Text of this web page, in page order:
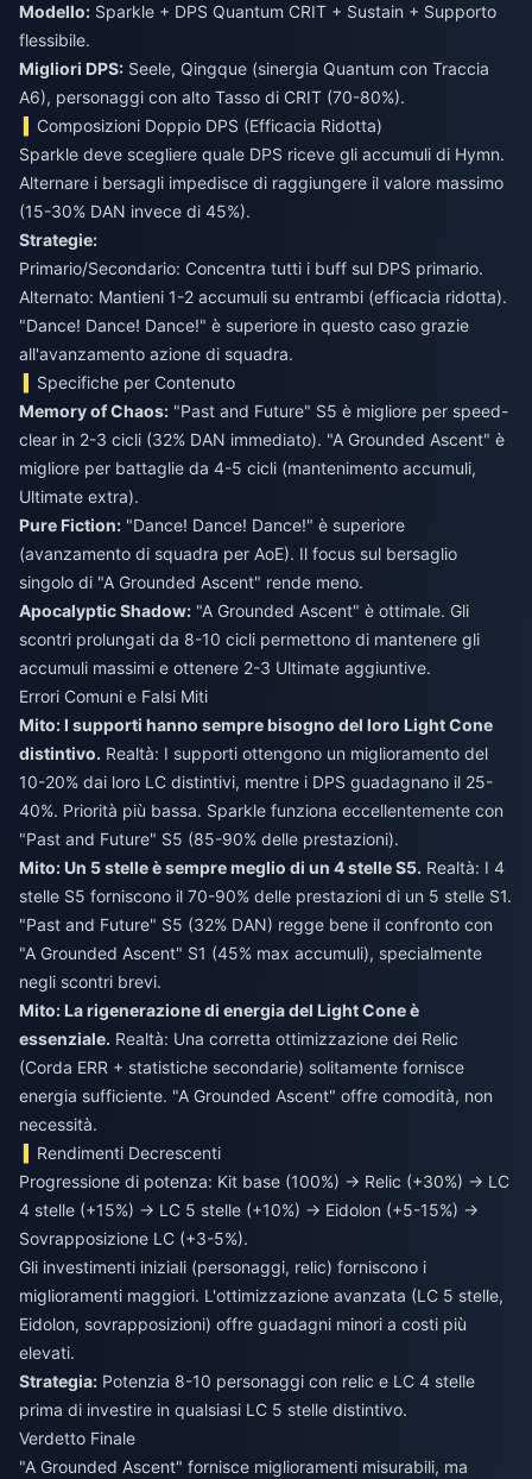
Modello: Sparkle + DPS Quantum CRIT + Sustain + Supporto
flessibile.
Migliori DPS: Seele, Qingque (sinergia Quantum con Traccia
A6), personaggi con alto Tasso di CRIT (70-80%).
Composizioni Doppio DPS (Efficacia Ridotta)
Sparkle deve scegliere quale DPS riceve gli accumuli di Hymn.
Alternare i bersagli impedisce di raggiungere il valore massimo
(15-30% DAN invece di 45%).
Strategie:
Primario/Secondario: Concentra tutti i buff sul DPS primario.
Alternato: Mantieni 1-2 accumuli su entrambi (efficacia ridotta).
"Dance! Dance! Dance!" è superiore in questo caso grazie
all'avanzamento azione di squadra.
Specifiche per Contenuto
Memory of Chaos: "Past and Future" S5 è migliore per speed-
clear in 2-3 cicli (32% DAN immediato). "A Grounded Ascent" è
migliore per battaglie da 4-5 cicli (mantenimento accumuli,
Ultimate extra).
Pure Fiction: "Dance! Dance! Dance!" è superiore
(avanzamento di squadra per AoE). Il focus sul bersaglio
singolo di "A Grounded Ascent" rende meno.
Apocalyptic Shadow: "A Grounded Ascent" è ottimale. Gli
scontri prolungati da 8-10 cicli permettono di mantenere gli
accumuli massimi e ottenere 2-3 Ultimate aggiuntive.
Errori Comuni e Falsi Miti
Mito: I supporti hanno sempre bisogno del loro Light Cone
distintivo. Realtà: I supporti ottengono un miglioramento del
10-20% dai loro LC distintivi, mentre i DPS guadagnano il 25-
40%. Priorità più bassa. Sparkle funziona eccellentemente con
"Past and Future" S5 (85-90% delle prestazioni).
Mito: Un 5 stelle è sempre meglio di un 4 stelle S5. Realtà: I 4
stelle S5 forniscono il 70-90% delle prestazioni di un 5 stelle S1.
"Past and Future" S5 (32% DAN) regge bene il confronto con
"A Grounded Ascent" S1 (45% max accumuli), specialmente
negli scontri brevi.
Mito: La rigenerazione di energia del Light Cone è
essenziale. Realtà: Una corretta ottimizzazione dei Relic
(Corda ERR + statistiche secondarie) solitamente fornisce
energia sufficiente. "A Grounded Ascent" offre comodità, non
necessità.
Rendimenti Decrescenti
Progressione di potenza: Kit base (100%) → Relic (+30%) → LC
4 stelle (+15%) → LC 5 stelle (+10%) → Eidolon (+5-15%) →
Sovrapposizione LC (+3-5%).
Gli investimenti iniziali (personaggi, relic) forniscono i
miglioramenti maggiori. L'ottimizzazione avanzata (LC 5 stelle,
Eidolon, sovrapposizioni) offre guadagni minori a costi più
elevati.
Strategia: Potenzia 8-10 personaggi con relic e LC 4 stelle
prima di investire in qualsiasi LC 5 stelle distintivo.
Verdetto Finale
"A Grounded Ascent" fornisce miglioramenti misurabili, ma